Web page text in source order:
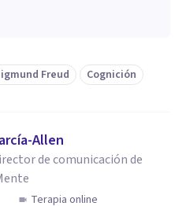
Freud Cognición
Allen
de comunicación de
Terapia online